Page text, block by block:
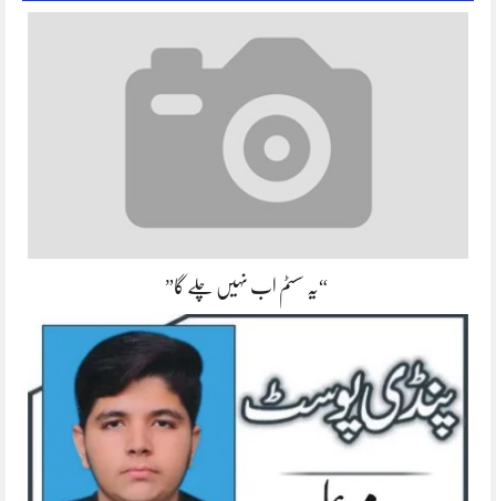
“یہ سسٹم اب نہیں چلے گا”